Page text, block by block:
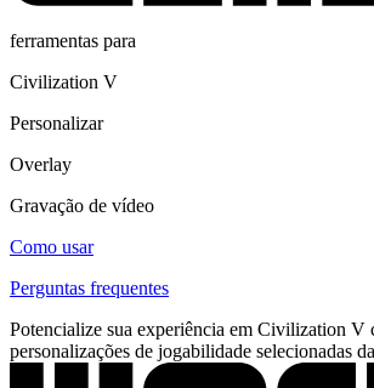
ferramentas para
Civilization V
Personalizar
Overlay
Gravação de vídeo
Como usar
Perguntas frequentes
Potencialize sua experiência em Civilization V
personalizações de jogabilidade selecionadas da